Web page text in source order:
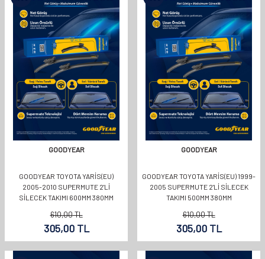
GOODYEAR
GOODYEAR TOYOTA YARIS(EU)
2005-2010 SUPERMUTE 2'LI
SILECEK TAKIMI 600MM 380MM
610,00TL
305,00TL
GOODYEAR
GOODYEAR TOYOTA YARIS(EU) 1999-
2005 SUPERMUTE 2'LI SILECEK
TAKIMI 500MM 380MM
610,00TL
305,00TL